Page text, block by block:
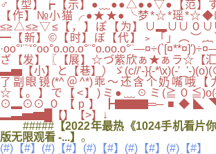
♂【型】┢【示】●﹏●●△●●▽●【范】
【作】№小猫╭●★★●╰梦*☆*瑶*☆◆
≤≥△≤≥▽≤【，】ぽ【为】∪▂∪∪０∪∪
━【新】©【时】ぼ【代】﹥「」
ざ【发】〖【展】☆づ紫欣ぁ★ぁラ☆【汇
▃▅【小】と【巷】）ゞ(c//'-}{-*\x)(-'_'-
了副眼镜(*^＠^*)乖～还含个奶嘴哦【
☆【。】で【<】)ミ●﹏☉ミ(≧０
⊙▂⊙⊙０【p】
▂▃▅▆█【】【>】↓
#####【2022年最热《1024手机看片
版无限观看 -...】 。
(#)【#】(#)【#】(#)【#】(#)【#】(#)【#】